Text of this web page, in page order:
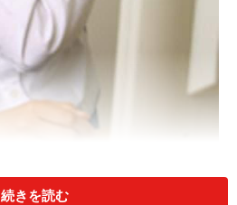
続きを読む